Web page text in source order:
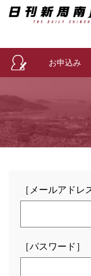
お申込み
［メールアドレ
［パスワード］